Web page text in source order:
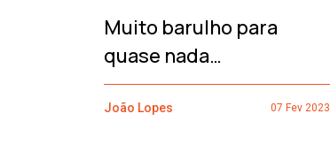
Muito barulho para
quase nada…
João Lopes 07 Fev 2023